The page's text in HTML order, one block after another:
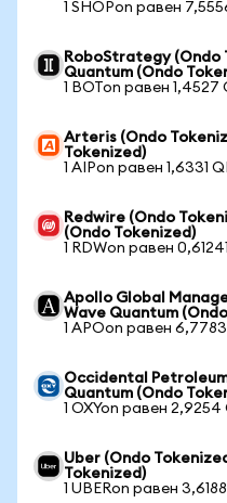
1 SHOPon равен
RoboStrategy (Ondo
Quantum (Ondo
1 BOTon равен 1,4527
Arteris (Ondo
Tokenized)
1 AIPon равен 1,6331
Redwire (Ondo
(Ondo Tokenized)
1 RDWon равен
Apollo Global
Wave Quantum
1 APOon равен
Occidental
Quantum (Ondo
1 OXYon равен 2,9254
Uber (Ondo
Tokenized)
1 UBERon равен